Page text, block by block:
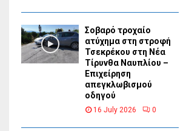
Σοβαρό τροχαίο
ατύχημα στη στροφή
Τσεκρέκου στη Νέα
Τίρυνθα Ναυπλίου –
Επιχείρηση
απεγκλωβισμού
οδηγού
16 July 2026 0